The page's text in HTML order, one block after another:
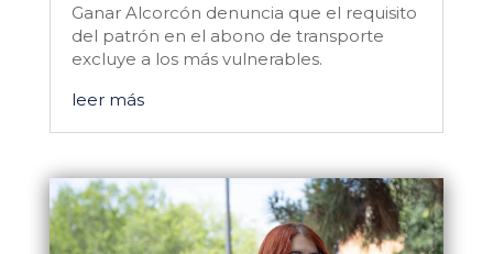
Ganar Alcorcón denuncia que el requisito
del patrón en el abono de transporte
excluye a los más vulnerables.
leer más